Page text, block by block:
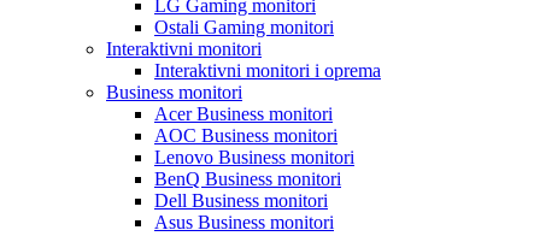
LG Gaming monitori
Ostali Gaming monitori
Interaktivni monitori
Interaktivni monitori i oprema
Business monitori
Acer Business monitori
AOC Business monitori
Lenovo Business monitori
BenQ Business monitori
Dell Business monitori
Asus Business monitori